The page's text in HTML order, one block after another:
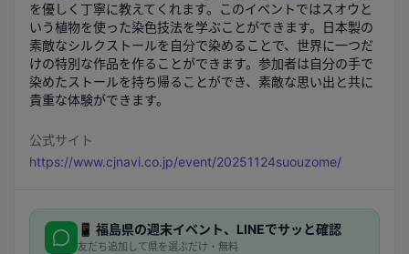
を優しく丁寧に教えてくれます。このイベントではスオウと
いう植物を使った染色技法を学ぶことができます。日本製の
素敵なシルクストールを自分で染めることで、世界に一つだ
けの特別な作品を作ることができます。参加者は自分の手で
染めたストールを持ち帰ることができ、素敵な思い出と共に
貴重な体験ができます。
公式サイト
https://www.cjnavi.co.jp/event/20251124suouzome/
📱 福島県の週末イベント、LINEでサッと確認
友だち追加して県を選ぶだけ・無料